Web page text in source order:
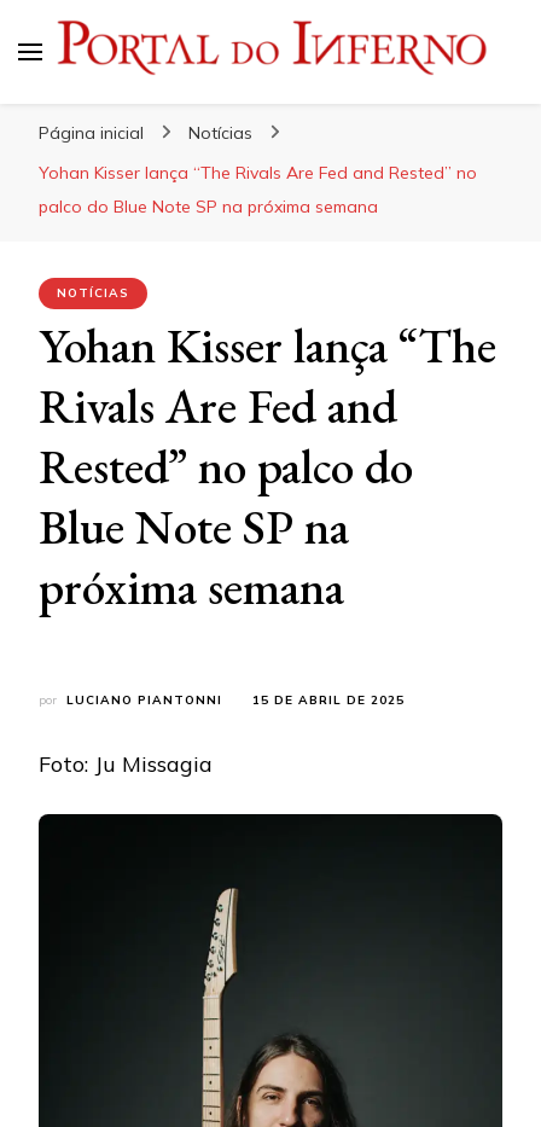
Página inicial
Notícias
Yohan Kisser lança “The Rivals Are Fed and Rested” no
palco do Blue Note SP na próxima semana
NOTÍCIAS
Yohan Kisser lança “The
Rivals Are Fed and
Rested” no palco do
Blue Note SP na
próxima semana
por LUCIANO PIANTONNI 15 DE ABRIL DE 2025
Foto: Ju Missagia